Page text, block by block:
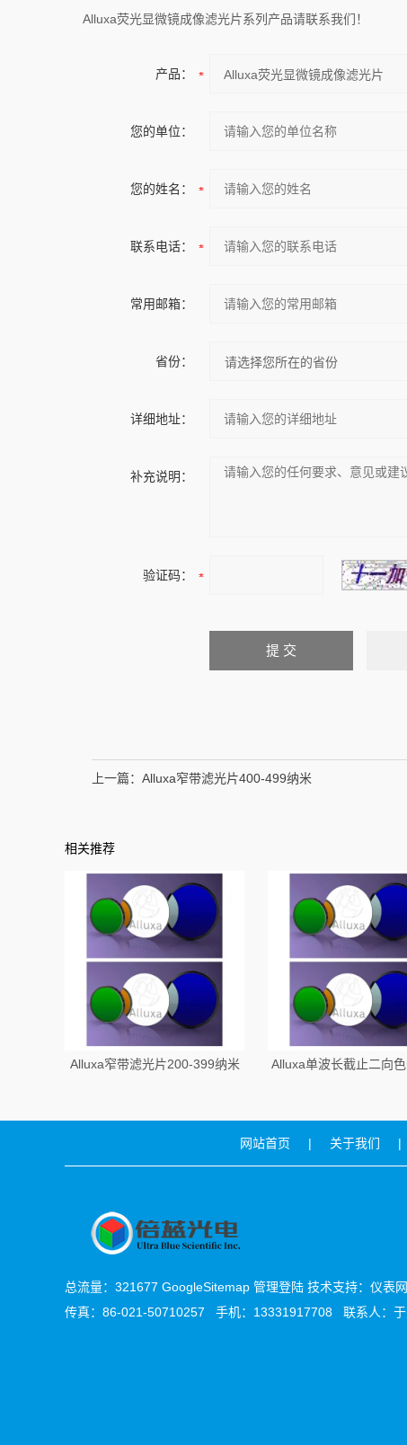
Alluxa荧光显微镜成像滤光片系列产品请联系我们！
产品：
您的单位：
您的姓名：
联系电话：
常用邮箱：
省份：
详细地址：
补充说明：
验证码：
上一篇： Alluxa窄带滤光片400-499纳米
相关推荐
Alluxa窄带滤光片200-399纳米 Alluxa单波长截止二向
网站首页 | 关于我们 |
总流量：321677 GoogleSitemap 管理登陆 技术支持： 仪表网
传真：86-021-50710257 手机：13331917708 联系人：